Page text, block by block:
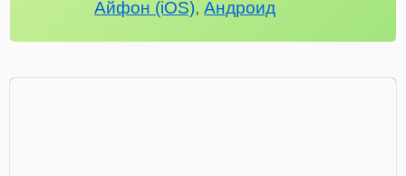
Айфон (iOS),Андроид